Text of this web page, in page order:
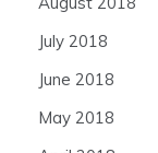
July 2018
June 2018
May 2018